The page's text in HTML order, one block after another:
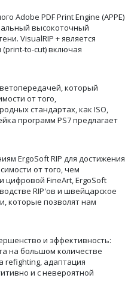
Adobe PDF Print Engine (APPE)
высокоточный
VisualRIP + является
to-cut) включая
который
от того,
стандартах, как ISO,
программ PS7 предлагает
ErgoSoft RIP для достижения
от того, чем
цифровой FineArt, ErgoSoft
RIP'ов и швейцарское
которые позволят нам
и эффективность:
на большом количестве
refighting, адаптация
и с невероятной